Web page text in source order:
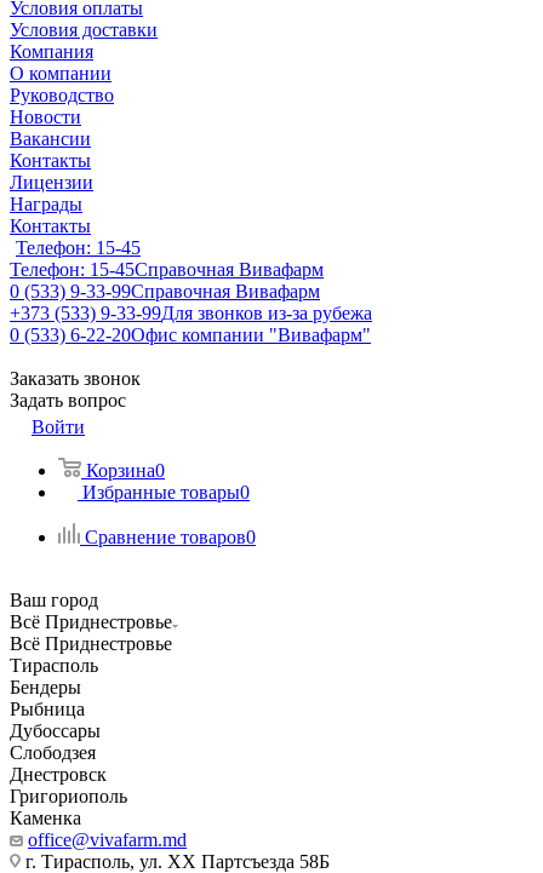
Условия оплаты
Условия доставки
Компания
О компании
Руководство
Новости
Вакансии
Контакты
Лицензии
Награды
Контакты
Телефон: 15-45
Телефон: 15-45Справочная Вивафарм
0 (533) 9-33-99Справочная Вивафарм
+373 (533) 9-33-99Для звонков из-за рубежа
0 (533) 6-22-20Офис компании "Вивафарм"
Заказать звонок
Задать вопрос
Войти
Корзина0
Избранные товары0
Сравнение товаров0
Ваш город
Всё Приднестровье
Всё Приднестровье
Тирасполь
Бендеры
Рыбница
Дубоссары
Слободзея
Днестровск
Григориополь
Каменка
office@vivafarm.md
г. Тирасполь, ул. ХХ Партсъезда 58Б